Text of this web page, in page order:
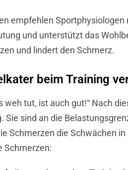
empfehlen Sportphysiologen
und unterstützt das
und lindert den Schmerz.
beim Training
weh tut, ist auch gut!“ Nach
Sie sind an die
Schmerzen die Schwächen
Schmerzen: